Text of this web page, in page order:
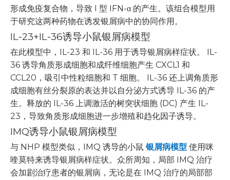
形成免疫复合物，导致 I 型 IFN-α 的产生。该组合模型用
于研究这两种药物在诱发银屑病中的协同作用。
IL-23+IL-36诱导小鼠银屑病模型
在此模型中，IL-23 和 IL-36 用于诱导银屑病样症状。 IL-
36 诱导角质形成细胞和成纤维细胞产生 CXCL1 和
CCL20，吸引中性粒细胞和 T 细胞。 IL-36 还上调角质形
成细胞有丝分裂原的表达并以自分泌方式诱导 IL-36 的产
生。释放的 IL-36 上调激活的树突状细胞 (DC) 产生 IL-
23，导致角质形成细胞进一步增殖和趋化因子诱导。
IMQ诱导小鼠银屑病模型
与 NHP 模型类似，IMQ 诱导的小鼠银屑病模型 使用咪
喹莫特来诱导银屑病样症状。众所周知，局部 IMQ 治疗
会加剧治疗患者的银屑病，无论是在 IMQ 治疗的局部部